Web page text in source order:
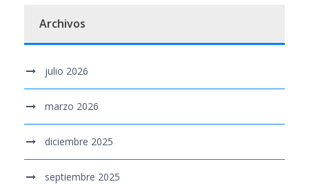
Archivos
julio 2026
marzo 2026
diciembre 2025
septiembre 2025